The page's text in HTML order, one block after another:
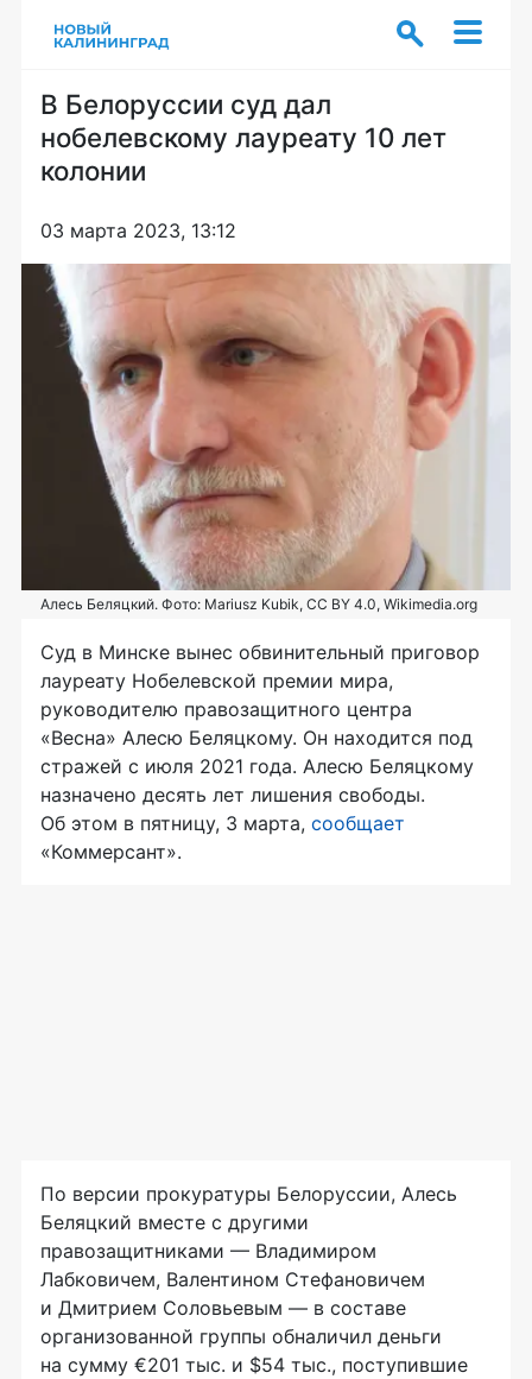
В Белоруссии суд дал
нобелевскому лауреату 10 лет
колонии
03 марта 2023, 13:12
Алесь Беляцкий. Фото: Mariusz Kubik, CC BY 4.0, Wikimedia.org
Суд в Минске вынес обвинительный приговор
лауреату Нобелевской премии мира,
руководителю правозащитного центра
«Весна» Алесю Беляцкому. Он находится под
стражей с июля 2021 года. Алесю Беляцкому
назначено десять лет лишения свободы.
Об этом в пятницу, 3 марта, сообщает
«Коммерсант».
По версии прокуратуры Белоруссии, Алесь
Беляцкий вместе с другими
правозащитниками — Владимиром
Лабковичем, Валентином Стефановичем
и Дмитрием Соловьевым — в составе
организованной группы обналичил деньги
на сумму €201 тыс. и $54 тыс., поступившие